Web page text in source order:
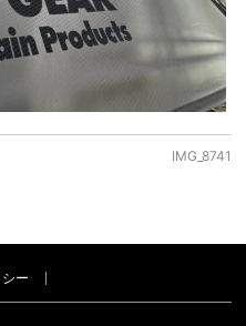
IMG_8741
ー